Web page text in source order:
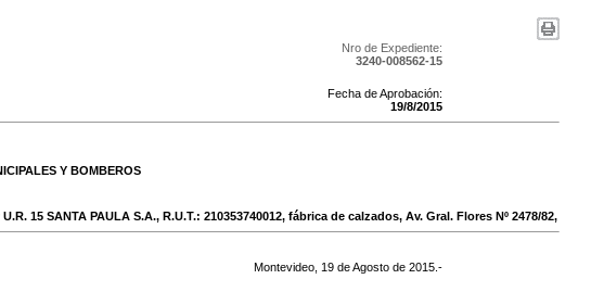
Nro de Expediente:
3240-008562-15
Fecha de Aprobación:
19/8/2015
Y BOMBEROS
15 SANTA PAULA S.A., R.U.T.: 210353740012, fábrica de calzados, Av. Gral. Flores Nº 2478/82,
Montevideo, 19 deAgosto de 2015 .-